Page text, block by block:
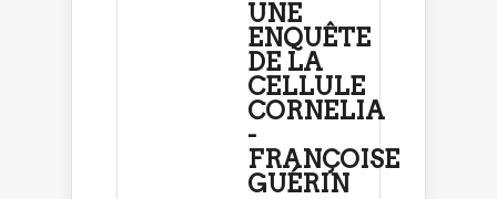
UNE
ENQUÊTE
DE LA
CELLULE
CORNELIA
-
FRANÇOISE
GUÉRIN